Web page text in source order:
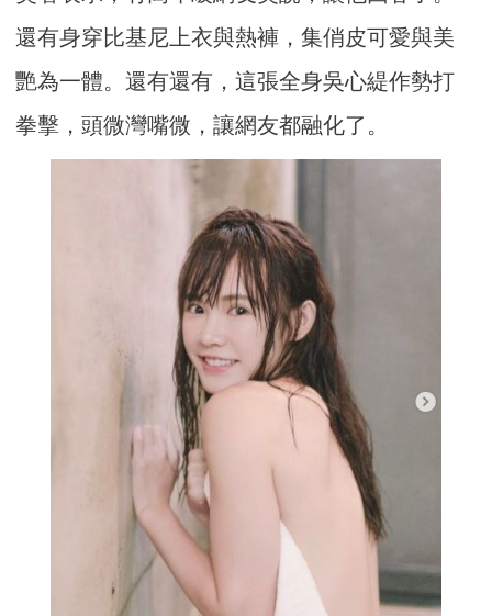
還有身穿比基尼上衣與熱褲，集俏皮可愛與美
艷為一體。還有還有，這張全身吳心緹作勢打
拳擊，頭微灣嘴微，讓網友都融化了。